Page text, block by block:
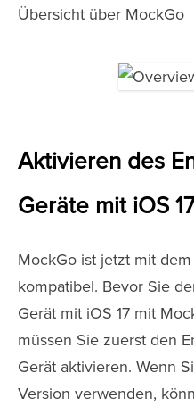
Übersicht über MockGo
Aktivieren des
Geräte mit iOS 17
MockGo ist jetzt mit
kompatibel. Bevor Sie
Gerät mit iOS 17 mit
müssen Sie zuerst den
Gerät aktivieren. Wenn
Version verwenden,